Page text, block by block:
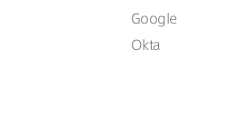
Google
Okta